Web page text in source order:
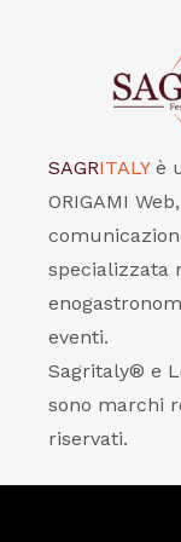
SAGRITALY è
ORIGAMI
specializzata
eventi.
Sagritaly® e
sono marchi
riservati.